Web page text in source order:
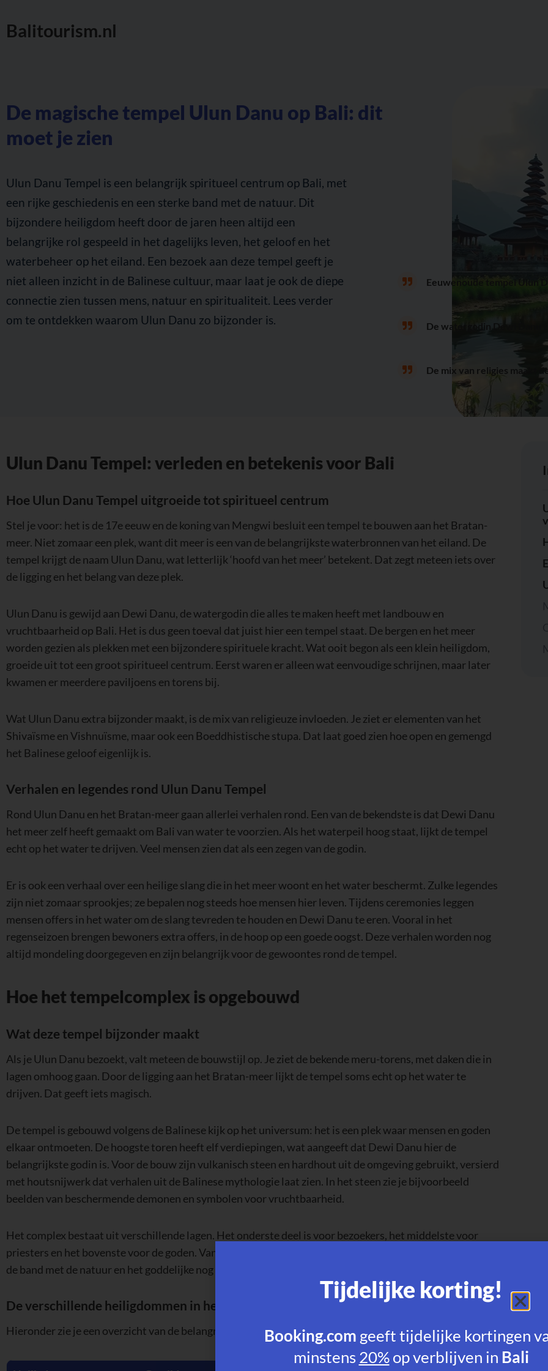
Balitourism.nl
De magische tempel Ulun Danu op Bali: dit
moet je zien
Ulun Danu Tempel is een belangrijk spiritueel centrum op Bali, met
een rijke geschiedenis en een sterke band met de natuur. Dit
bijzondere heiligdom heeft door de jaren heen altijd een
belangrijke rol gespeeld in het dagelijks leven, het geloof en het
waterbeheer op het eiland. Een bezoek aan deze tempel geeft je
niet alleen inzicht in de Balinese cultuur, maar laat je ook de diepe
connectie zien tussen mens, natuur en spiritualiteit. Lees verder
om te ontdekken waarom Ulun Danu zo bijzonder is.
Eeuwenoude tempel Ulun
De watergodin Dewi Danu
De mix van religies maakt
Ulun Danu Tempel: verleden en betekenis voor Bali
Hoe Ulun Danu Tempel uitgroeide tot spiritueel centrum
Stel je voor: het is de 17e eeuw en de koning van Mengwi besluit een tempel te bouwen aan het Bratan-
meer. Niet zomaar een plek, want dit meer is een van de belangrijkste waterbronnen van het eiland. De
tempel krijgt de naam Ulun Danu, wat letterlijk ‘hoofd van het meer’ betekent. Dat zegt meteen iets over
de ligging en het belang van deze plek.
Ulun Danu is gewijd aan Dewi Danu, de watergodin die alles te maken heeft met landbouw en
vruchtbaarheid op Bali. Het is dus geen toeval dat juist hier een tempel staat. De bergen en het meer
worden gezien als plekken met een bijzondere spirituele kracht. Wat ooit begon als een klein heiligdom,
groeide uit tot een groot spiritueel centrum. Eerst waren er alleen wat eenvoudige schrijnen, maar later
kwamen er meerdere paviljoens en torens bij.
Wat Ulun Danu extra bijzonder maakt, is de mix van religieuze invloeden. Je ziet er elementen van het
Shivaïsme en Vishnuïsme, maar ook een Boeddhistische stupa. Dat laat goed zien hoe open en gemengd
het Balinese geloof eigenlijk is.
Verhalen en legendes rond Ulun Danu Tempel
Rond Ulun Danu en het Bratan-meer gaan allerlei verhalen rond. Een van de bekendste is dat Dewi Danu
het meer zelf heeft gemaakt om Bali van water te voorzien. Als het waterpeil hoog staat, lijkt de tempel
echt op het water te drijven. Veel mensen zien dat als een zegen van de godin.
Er is ook een verhaal over een heilige slang die in het meer woont en het water beschermt. Zulke legendes
zijn niet zomaar sprookjes; ze bepalen nog steeds hoe mensen hier leven. Tijdens ceremonies leggen
mensen offers in het water om de slang tevreden te houden en Dewi Danu te eren. Vooral in het
regenseizoen brengen bewoners extra offers, in de hoop op een goede oogst. Deze verhalen worden nog
altijd mondeling doorgegeven en zijn belangrijk voor de gewoontes rond de tempel.
Hoe het tempelcomplex is opgebouwd
Wat deze tempel bijzonder maakt
Als je Ulun Danu bezoekt, valt meteen de bouwstijl op. Je ziet de bekende meru-torens, met daken die in
lagen omhoog gaan. Door de ligging aan het Bratan-meer lijkt de tempel soms echt op het water te
drijven. Dat geeft iets magisch.
De tempel is gebouwd volgens de Balinese kijk op het universum: het is een plek waar mensen en goden
elkaar ontmoeten. De hoogste toren heeft elf verdiepingen, wat aangeeft dat Dewi Danu hier de
belangrijkste godin is. Voor de bouw zijn vulkanisch steen en hardhout uit de omgeving gebruikt, versierd
met houtsnijwerk dat verhalen uit de Balinese mythologie laat zien. In het steen zie je bijvoorbeeld
beelden van beschermende demonen en symbolen voor vruchtbaarheid.
Het complex bestaat uit verschillende lagen. Het onderste deel is voor bezoekers, het middelste voor
priesters en het bovenste voor de goden. Vanaf de tempel kijk je uit op de heilige berg Gunung Catur, wat
de band met de natuur en het goddelijke nog eens onderstreept.
De verschillende heiligdommen in het complex
Hieronder zie je een overzicht van de belangrijkste heiligdommen en hun betekenis:
Tijdelijke korting!
Booking.com geeft tijdelijke kortingen
minstens 20%op verblijven in Bali